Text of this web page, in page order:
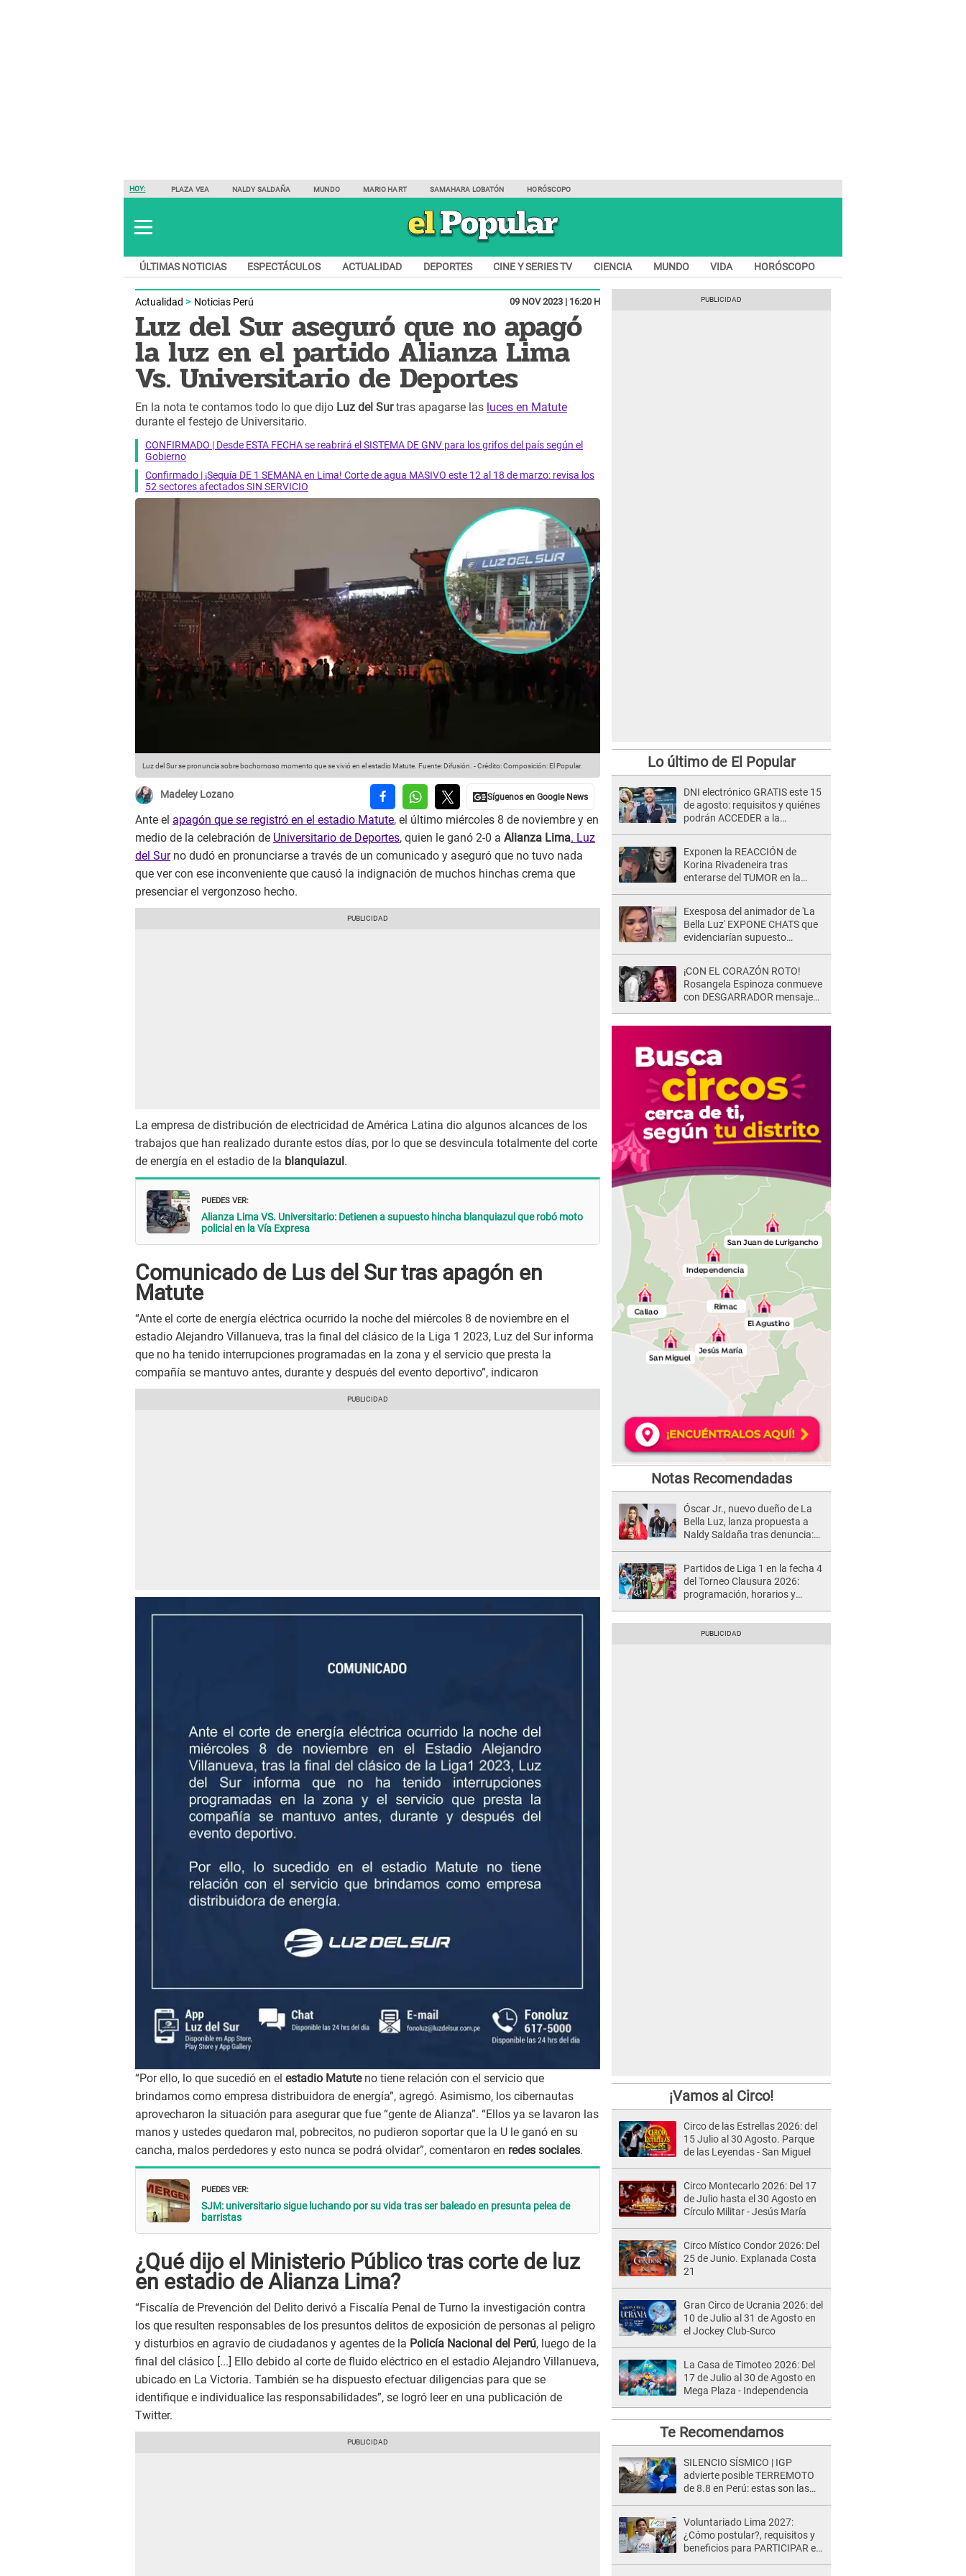
HOY: PLAZA VEA NALDY SALDAÑA MUNDO MARIO HART SAMAHARA LOBATÓN HORÓSCOPO
ÚLTIMAS NOTICIAS ESPECTÁCULOS ACTUALIDAD DEPORTES CINE Y SERIES TV CIENCIA MUNDO VIDA HORÓSCOPO
Actualidad Noticias Perú 09 NOV 2023 | 16:20 H
Luz del Sur aseguró que no apagó
la luz en el partido Alianza Lima
Vs. Universitario de Deportes
En la nota te contamos todo lo que dijo Luz del Surtras apagarse las luces en Matute
durante el festejo de Universitario.
CONFIRMADO | Desde ESTA FECHA se reabrirá el SISTEMA DE GNV para los grifos del país según el
Gobierno
Confirmado | ¡Sequía DE 1 SEMANA en Lima! Corte de agua MASIVO este 12 al 18 de marzo: revisa los
52 sectores afectados SIN SERVICIO
Luz del Sur se pronuncia sobre bochornoso momento que se vivió en el estadio Matute. Fuente: Difusión. -Crédito: Composición: El Popular.
Madeley Lozano
Ante el apagón que se registró en el estadio Matute, el último miércoles 8 de noviembre y en
medio de la celebración de Universitario de Deportes, quien le ganó 2-0 a Alianza Lima. Luz
del Surno dudó en pronunciarse a través de un comunicado y aseguró que no tuvo nada
que ver con ese inconveniente que causó la indignación de muchos hinchas crema que
presenciar el vergonzoso hecho.
La empresa de distribución de electricidad de América Latina dio algunos alcances de los
trabajos que han realizado durante estos días, por lo que se desvincula totalmente del corte
de energía en el estadio de la blanquiazul .
PUEDES VER:
Alianza Lima VS. Universitario: Detienen a supuesto hincha blanquiazul que robó moto
policial en la Vía Expresa
Comunicado de Lus del Sur tras apagón en
Matute
“Ante el corte de energía eléctrica ocurrido la noche del miércoles 8 de noviembre en el
estadio Alejandro Villanueva, tras la final del clásico de la Liga 1 2023, Luz del Sur informa
que no ha tenido interrupciones programadas en la zona y el servicio que presta la
compañía se mantuvo antes, durante y después del evento deportivo”, indicaron
“Por ello, lo que sucedió en el estadio Matuteno tiene relación con el servicio que
brindamos como empresa distribuidora de energía”, agregó. Asimismo, los cibernautas
aprovecharon la situación para asegurar que fue “gente de Alianza”. “Ellos ya se lavaron las
manos y ustedes quedaron mal, pobrecitos, no pudieron soportar que la U le ganó en su
cancha, malos perdedores y esto nunca se podrá olvidar”, comentaron en redes sociales.
PUEDES VER:
SJM: universitario sigue luchando por su vida tras ser baleado en presunta pelea de
barristas
¿Qué dijo el Ministerio Público tras corte de luz
en estadio de Alianza Lima?
“Fiscalía de Prevención del Delito derivó a Fiscalía Penal de Turno la investigación contra
los que resulten responsables de los presuntos delitos de exposición de personas al peligro
y disturbios en agravio de ciudadanos y agentes de la Policía Nacional del Perú, luego de la
final del clásico [...] Ello debido al corte de fluido eléctrico en el estadio Alejandro Villanueva,
ubicado en La Victoria. También se ha dispuesto efectuar diligencias para que se
identifique e individualice las responsabilidades”, se logró leer en una publicación de
Twitter.
Lo último de El Popular
DNI electrónico GRATIS este 15
de agosto: requisitos y quiénes
podrán ACCEDER a la
Exponen la REACCIÓN de
Korina Rivadeneira tras
enterarse del TUMOR en la
Exesposa del animador de 'La
Bella Luz' EXPONE CHATS que
evidenciarían supuesto
Saldaña, pese a tener pareja
¡CON EL CORAZÓN ROTO!
Rosangela Espinoza conmueve
con DESGARRADOR mensaje
Notas Recomendadas
Óscar Jr., nuevo dueño de La
Bella Luz, lanza propuesta a
Naldy Saldaña tras denuncia:
Partidos de Liga 1 en la fecha 4
del Torneo Clausura 2026:
programación, horarios y
¡Vamos al Circo!
Circo de las Estrellas 2026: del
15 Julio al 30 Agosto. Parque
de las Leyendas - San Miguel
Circo Montecarlo 2026: Del 17
de Julio hasta el 30 Agosto en
Círculo Militar - Jesús María
Circo Místico Condor 2026: Del
25 de Junio. Explanada Costa
21
Gran Circo de Ucrania 2026: del
10 de Julio al 31 de Agosto en
el Jockey Club-Surco
La Casa de Timoteo 2026: Del
17 de Julio al 30 de Agosto en
Mega Plaza - Independencia
Te Recomendamos
SILENCIO SÍSMICO | IGP
advierte posible TERREMOTO
de 8.8 en Perú: estas son las
Voluntariado Lima 2027:
¿Cómo postular?, requisitos y
beneficios para PARTICIPAR en